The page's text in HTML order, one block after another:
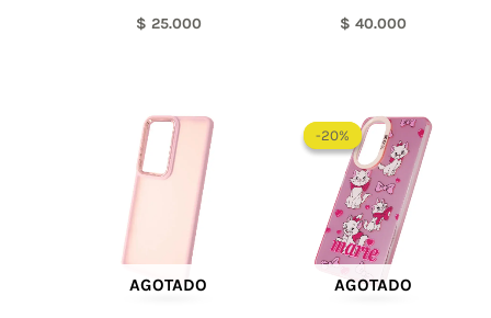
$ 25.000 $ 40.000
AGOTADO
-20%
AGOTADO
-20%
precio
original
era:
$ 60.000.